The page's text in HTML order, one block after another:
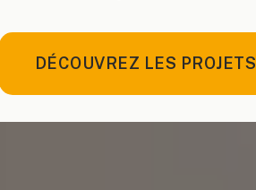
DÉCOUVREZ LES PROJETS